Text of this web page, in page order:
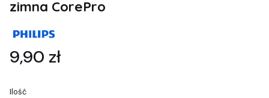
zimna CorePro
Cena
9,90 zł
Ilość